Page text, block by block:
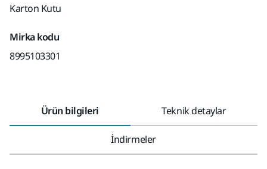
Karton Kutu
Mirka kodu
8995103301
Ürün bilgileri Teknik detaylar
İndirmeler